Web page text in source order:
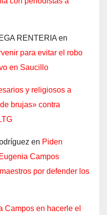
RENTERIA en
para evitar el robo
en Saucillo
y religiosos a
brujas» contra
en Piden
Campos
por defender los
Campos en hacerle el